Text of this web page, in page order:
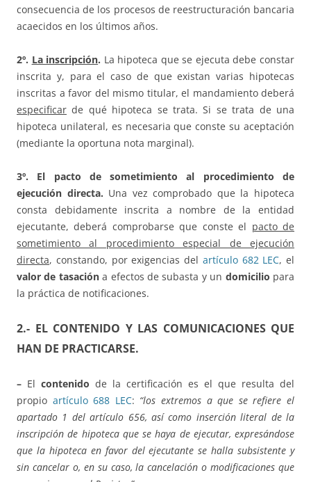
consecuencia de los procesos de reestructuración bancaria
acaecidos en los últimos años.
2º. La inscripción. La hipoteca que se ejecuta debe constar
inscrita y, para el caso de que existan varias hipotecas
inscritas a favor del mismo titular, el mandamiento deberá
especificar de qué hipoteca se trata. Si se trata de una
hipoteca unilateral, es necesaria que conste su aceptación
(mediante la oportuna nota marginal).
3º. El pacto de sometimiento al procedimiento de
ejecución directa. Una vez comprobado que la hipoteca
consta debidamente inscrita a nombre de la entidad
ejecutante, deberá comprobarse que conste el pacto de
sometimiento al procedimiento especial de ejecución
directa, constando, por exigencias del artículo 682 LEC, el
valor de tasacióna efectos de subasta y un domicilio para
la práctica de notificaciones.
2.- EL CONTENIDO Y LAS COMUNICACIONES QUE
HAN DE PRACTICARSE.
– El contenido de la certificación es el que resulta del
propio artículo 688 LEC: “los extremos a que se refiere el
apartado 1 del artículo 656, así como inserción literal de la
inscripción de hipoteca que se haya de ejecutar, expresándose
que la hipoteca en favor del ejecutante se halla subsistente y
sin cancelar o, en su caso, la cancelación o modificaciones que